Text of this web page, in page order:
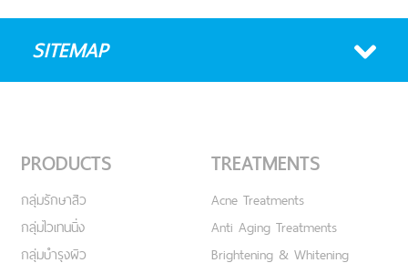
SITEMAP
PRODUCTS
กลุ่มรักษาสิว
กลุ่มไวเทนนิ่ง
กลุ่มบำรุงผิว
TREATMENTS
Acne Treatments
Anti Aging Treatments
Brightening & Whitening